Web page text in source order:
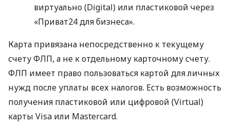
виртуально (Digital) или пластиковой через
«Приват24 для бизнеса».
Карта привязана непосредственно к текущему
счету ФЛП, а не к отдельному карточному счету.
ФЛП имеет право пользоваться картой для личных
нужд после уплаты всех налогов. Есть возможность
получения пластиковой или цифровой (Virtual)
карты Visa или Mastercard.